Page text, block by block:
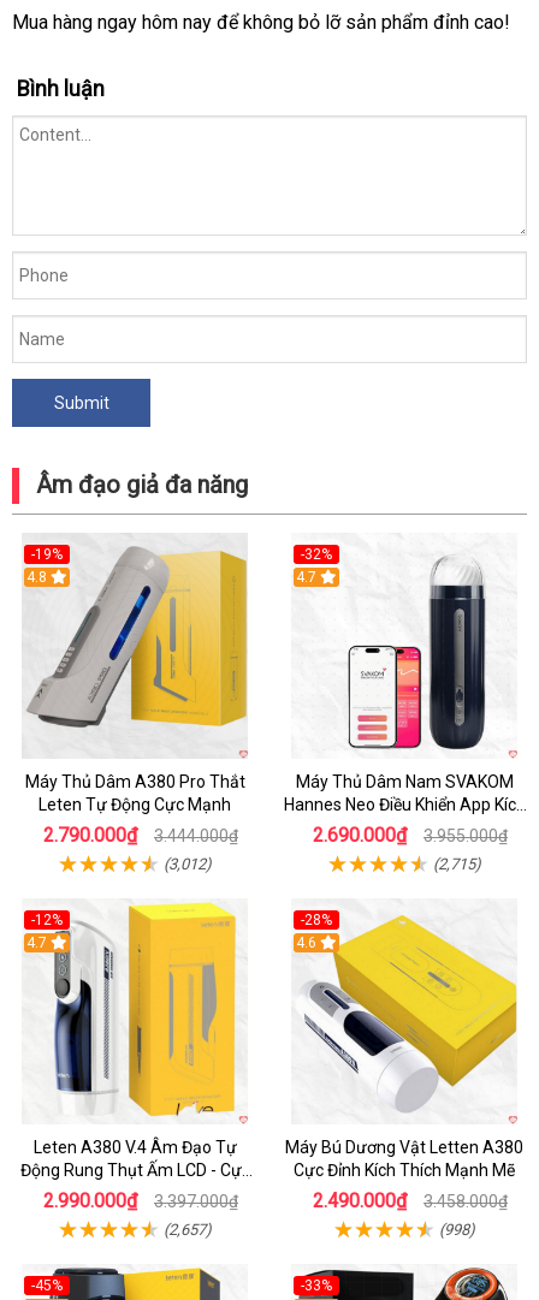
Hàng
Đặc
Hàng
Khuyến
Đặc
Hút
Mua hàng ngay hôm nay để không bỏ lỡ sản phẩm đỉnh cao!
Bình luận
Âm đạo giả đa năng
-19%
Hot
4.8
Máy Thủ Dâm A380 Pro Thắt
Leten Tự Động Cực Mạnh
2.790.000₫ 3.444.000₫
(3,012)
-32%
Hot
4.7
Máy Thủ Dâm Nam SVAKOM
Hannes Neo Điều Khiển App Kích
Thích
2.690.000₫ 3.955.000₫
(2,715)
-12%
Hot
4.7
Leten A380 V.4 Âm Đạo Tự
Động Rung Thụt Ấm LCD - Cực
Phê
2.990.000₫ 3.397.000₫
(2,657)
-28%
Hot
4.6
Máy Bú Dương Vật Letten A380
Cực Đỉnh Kích Thích Mạnh Mẽ
2.490.000₫ 3.458.000₫
(998)
-45% -33%